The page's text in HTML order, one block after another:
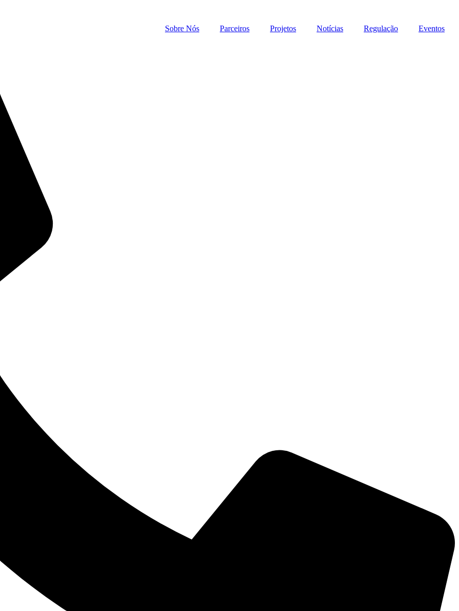
Sobre Nós Parceiros Projetos Notícias Regulação Eventos